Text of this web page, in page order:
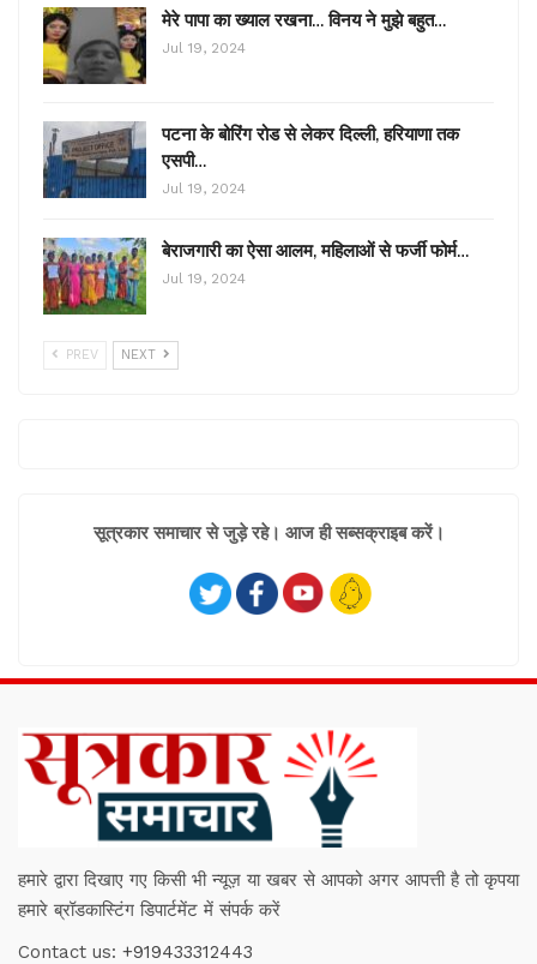
मेरे पापा का ख्याल रखना… विनय ने मुझे बहुत…
Jul 19, 2024
पटना के बोरिंग रोड से लेकर दिल्ली, हरियाणा तक
एसपी…
Jul 19, 2024
बेराजगारी का ऐसा आलम, महिलाओं से फर्जी फोर्म…
Jul 19, 2024
PREV NEXT
सूत्रकार समाचार से जुड़े रहे। आज ही सब्सक्राइब करें।
हमारे द्वारा दिखाए गए किसी भी न्यूज़ या खबर से आपको अगर आपत्ती है तो कृपया
हमारे ब्रॉडकास्टिंग डिपार्टमेंट में संपर्क करें
Contact us: +919433312443